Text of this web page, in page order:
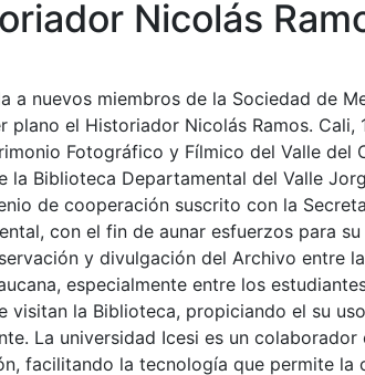
Nicolás
a nuevos miembros de la Sociedad de
plano el Historiador Nicolás Ramos. Cali,
Fotográfico y Fílmico del Valle del
la Biblioteca Departamental del Valle
de cooperación suscrito con la
con el fin de aunar esfuerzos para su
y divulgación del Archivo entre la
especialmente entre los
visitan la Biblioteca, propiciando el su
La universidad Icesi es un colaborador
facilitando la tecnología que permite la